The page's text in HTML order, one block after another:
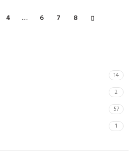
14
2
57
1
4 … 6 7 8